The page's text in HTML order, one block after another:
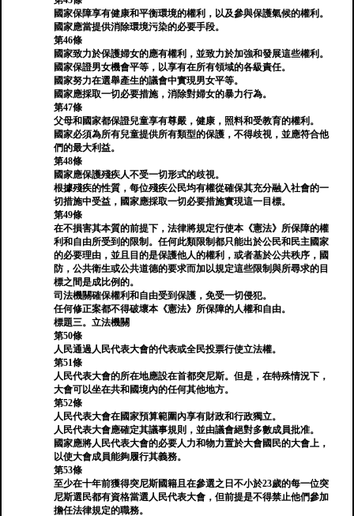
國家保障享有健康和平衡環境的權利，以及參與保護氣候的權利。
國家應當提供消除環境污染的必要手段。
第46條
國家致力於保護婦女的應有權利，並致力於加強和發展這些權利。
國家保證男女機會平等，以享有在所有領域的各級責任。
國家努力在選舉產生的議會中實現男女平等。
國家應採取一切必要措施，消除對婦女的暴力行為。
第47條
父母和國家都保證兒童享有尊嚴，健康，照料和受教育的權利。
國家必須為所有兒童提供所有類型的保護，不得歧視，並應符合他
們的最大利益。
第48條
國家應保護殘疾人不受一切形式的歧視。
根據殘疾的性質，每位殘疾公民均有權從確保其充分融入社會的一
切措施中受益，國家應採取一切必要措施實現這一目標。
第49條
在不損害其本質的前提下，法律將規定行使本《憲法》所保障的權
利和自由所受到的限制。任何此類限制都只能出於公民和民主國家
的必要理由，並且目的是保護他人的權利，或者基於公共秩序，國
防，公共衛生或公共道德的要求而加以規定這些限制與所尋求的目
標之間是成比例的。
司法機關確保權利和自由受到保護，免受一切侵犯。
任何修正案都不得破壞本《憲法》所保障的人權和自由。
標題三。立法機關
第50條
人民通過人民代表大會的代表或全民投票行使立法權。
第51條
人民代表大會的所在地應設在首都突尼斯。但是，在特殊情況下，
大會可以坐在共和國境內的任何其他地方。
第52條
人民代表大會在國家預算範圍內享有財政和行政獨立。
人民代表大會應確定其議事規則，並由議會絕對多數成員批准。
國家應將人民代表大會的必要人力和物力置於大會國民的大會上，
以使大會成員能夠履行其義務。
第53條
至少在十年前獲得突尼斯國籍且在參選之日不小於23歲的每一位突
尼斯選民都有資格當選人民代表大會，但前提是不得禁止他們參加
擔任法律規定的職務。